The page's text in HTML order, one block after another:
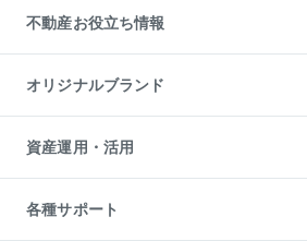
貸すガイド
事業用不動産
マンション投資
投資用マンション
アパート経営
収益物件
ビル購入（ビル一棟）
投資用不動産の売却査定
事業用不動産の売却査定
不動産お役立ち情報
マンションライブラリー
人気マンションランキング
暮らしに役立つ不動産メディア
不動産相場・不動産価格情報
不動産コラム・ニュース
不動産用語集
不動産なんでもネット相談室
住まいの税金
オリジナルブランド
一棟リノベーションマンション
L`GENTE（ルジェンテ）
区分リノベーションマンション
投資用一棟レジデンスWELL
資産運用・活用
不動産M&A
アセットマネジメント・出資
各種サポート